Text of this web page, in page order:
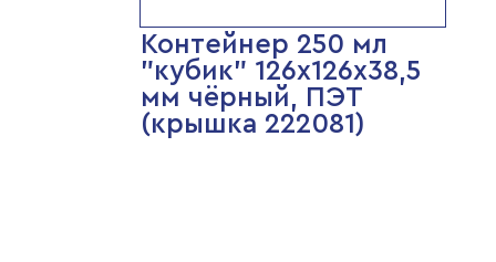
Контейнер 250 мл
"кубик" 126х126х38,5
мм чёрный, ПЭТ
(крышка 222081)